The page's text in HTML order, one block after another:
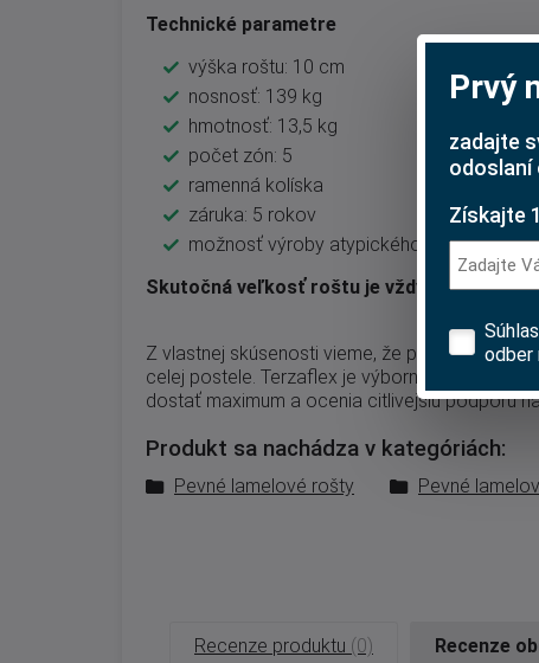
Technické parametre
výška roštu: 10 cm
nosnosť: 139 kg
hmotnosť: 13,5 kg
počet zón: 5
ramenná kolíska
záruka: 5 rokov
možnosť výroby atypického rozmeru
Skutočná veľkosť roštu je vždy o 1 cm
Z vlastnej skúsenosti vieme, že práve kvalitný
celej postele. Terzaflex je výbornou voľbou
dostať maximum a ocenia citlivejšiu podporu
Produkt sa nachádza v kategóriách:
Pevné lamelové rošty Pevné
Recenze produktu (0) Recenze
Prvý
zadajte
odoslaní
Získajte
odber